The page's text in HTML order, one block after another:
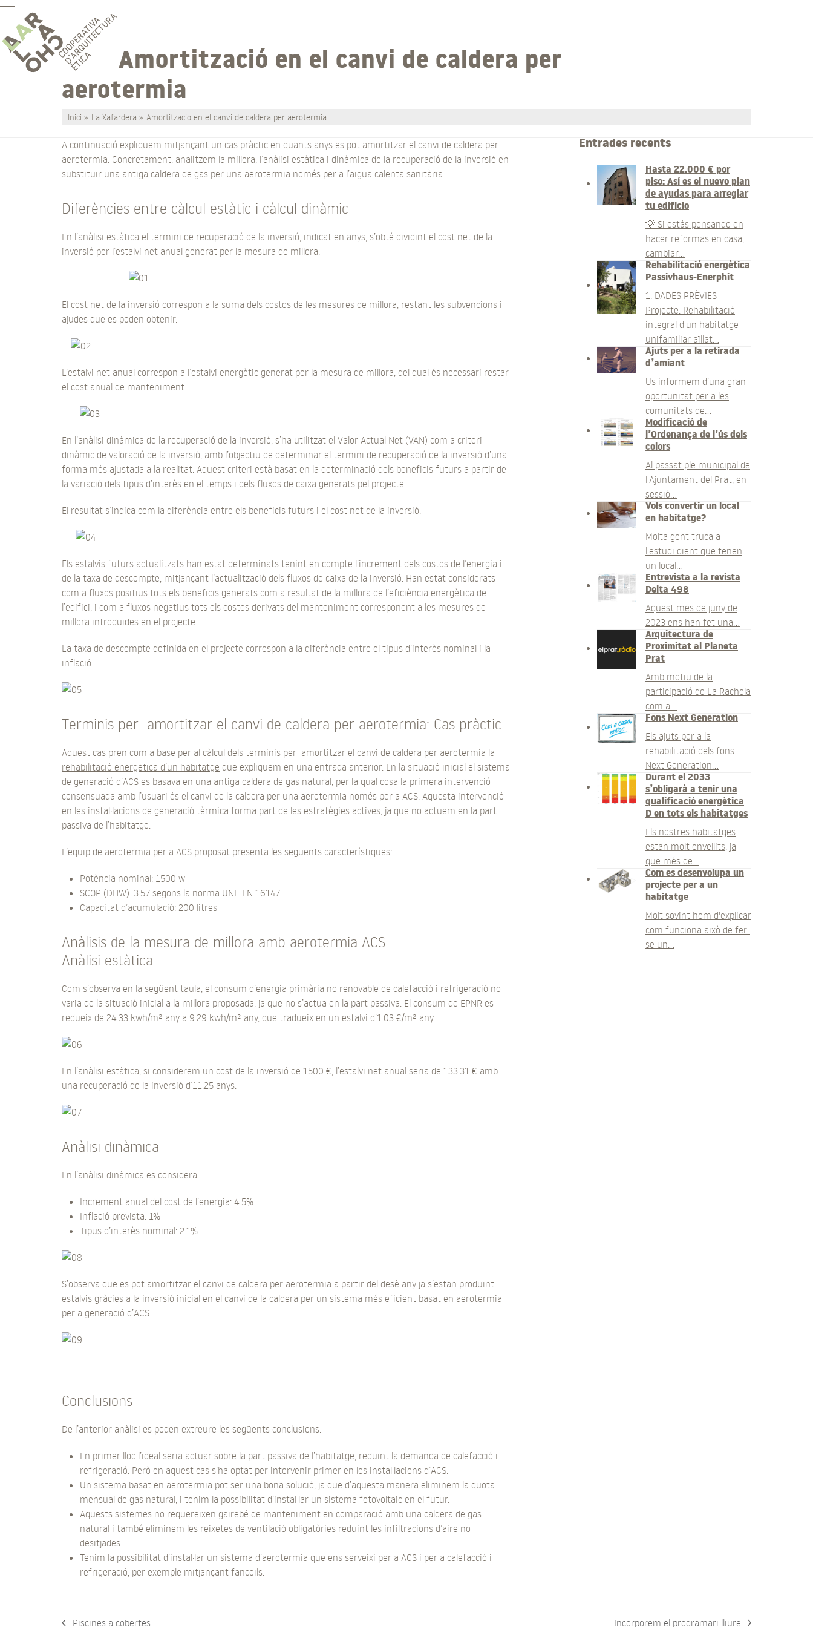
Skip
content
Open
mobile
menu
Close
mobile
menu
Amortització en el canvi de caldera per
aerotermia
Inici » La Xafardera » Amortització en el canvi de caldera per aerotermia
A continuació expliquem mitjançant un cas pràctic en quants anys es pot amortitzar el canvi de caldera per
aerotermia. Concretament, analitzem la millora, l’anàlisi estàtica i dinàmica de la recuperació de la inversió en
substituir una antiga caldera de gas per una aerotermia només per a l’aigua calenta sanitària.
Diferències entre càlcul estàtic i càlcul dinàmic
En l’anàlisi estàtica el termini de recuperació de la inversió, indicat en anys, s’obté dividint el cost net de la
inversió per l’estalvi net anual generat per la mesura de millora.
El cost net de la inversió correspon a la suma dels costos de les mesures de millora, restant les subvencions i
ajudes que es poden obtenir.
L’estalvi net anual correspon a l’estalvi energètic generat per la mesura de millora, del qual és necessari restar
el cost anual de manteniment.
En l’anàlisi dinàmica de la recuperació de la inversió, s’ha utilitzat el Valor Actual Net (VAN) com a criteri
dinàmic de valoració de la inversió, amb l’objectiu de determinar el termini de recuperació de la inversió d’una
forma més ajustada a la realitat. Aquest criteri està basat en la determinació dels beneficis futurs a partir de
la variació dels tipus d’interès en el temps i dels fluxos de caixa generats pel projecte.
El resultat s’indica com la diferència entre els beneficis futurs i el cost net de la inversió.
Els estalvis futurs actualitzats han estat determinats tenint en compte l’increment dels costos de l’energia i
de la taxa de descompte, mitjançant l’actualització dels fluxos de caixa de la inversió. Han estat considerats
com a fluxos positius tots els beneficis generats com a resultat de la millora de l’eficiència energètica de
l’edifici, i com a fluxos negatius tots els costos derivats del manteniment corresponent a les mesures de
millora introduïdes en el projecte.
La taxa de descompte definida en el projecte correspon a la diferència entre el tipus d’interès nominal i la
inflació.
Terminis per amortitzar el canvi de caldera per aerotermia: Cas pràctic
Aquest cas pren com a base per al càlcul dels terminis per amortitzar el canvi de caldera per aerotermia la
rehabilitació energètica d’un habitatge que expliquem en una entrada anterior. En la situació inicial el sistema
de generació d’ACS es basava en una antiga caldera de gas natural, per la qual cosa la primera intervenció
consensuada amb l’usuari és el canvi de la caldera per una aerotermia només per a ACS. Aquesta intervenció
en les instal·lacions de generació tèrmica forma part de les estratègies actives, ja que no actuem en la part
passiva de l’habitatge.
L’equip de aerotermia per a ACS proposat presenta les següents característiques:
Potència nominal: 1500 w
SCOP (DHW): 3.57 segons la norma UNE-EN 16147
Capacitat d’acumulació: 200 litres
Anàlisis de la mesura de millora amb aerotermia ACS
Anàlisi estàtica
Com s’observa en la següent taula, el consum d’energia primària no renovable de calefacció i refrigeració no
varia de la situació inicial a la millora proposada, ja que no s’actua en la part passiva. El consum de EPNR es
redueix de 24.33 kwh/m² any a 9.29 kwh/m² any, que tradueix en un estalvi d’1.03 €/m² any.
En l’anàlisi estàtica, si considerem un cost de la inversió de 1500 €, l’estalvi net anual seria de 133.31 € amb
una recuperació de la inversió d’11.25 anys.
Anàlisi dinàmica
En l’anàlisi dinàmica es considera:
Increment anual del cost de l’energia: 4.5%
Inflació prevista: 1%
Tipus d’interès nominal: 2.1%
S’observa que es pot amortitzar el canvi de caldera per aerotermia a partir del desè any ja s’estan produint
estalvis gràcies a la inversió inicial en el canvi de la caldera per un sistema més eficient basat en aerotermia
per a generació d’ACS.
Conclusions
De l’anterior anàlisi es poden extreure les següents conclusions:
En primer lloc l’ideal seria actuar sobre la part passiva de l’habitatge, reduint la demanda de calefacció i
refrigeració. Però en aquest cas s’ha optat per intervenir primer en les instal·lacions d’ACS.
Un sistema basat en aerotermia pot ser una bona solució, ja que d’aquesta manera eliminem la quota
mensual de gas natural, i tenim la possibilitat d’instal·lar un sistema fotovoltaic en el futur.
Aquests sistemes no requereixen gairebé de manteniment en comparació amb una caldera de gas
natural i també eliminem les reixetes de ventilació obligatòries reduint les infiltracions d’aire no
desitjades.
Tenim la possibilitat d’instal·lar un sistema d’aerotermia que ens serveixi per a ACS i per a calefacció i
refrigeració, per exemple mitjançant fancoils.
Entrades recents
Hasta 22.000 € por
piso: Así es el nuevo plan
de ayudas para arreglar
tu edificio
💡 Si estás pensando en
hacer reformas en casa,
cambiar…
Rehabilitació energètica
Passivhaus-Enerphit
1. DADES PRÈVIES
Projecte: Rehabilitació
integral d'un habitatge
unifamiliar aïllat…
Ajuts per a la retirada
d’amiant
Us informem d’una gran
oportunitat per a les
comunitats de…
Modificació de
l’Ordenança de l’ús dels
colors
Al passat ple municipal de
l'Ajuntament del Prat, en
sessió…
Vols convertir un local
en habitatge?
Molta gent truca a
l'estudi dient que tenen
un local…
Entrevista a la revista
Delta 498
Aquest mes de juny de
2023 ens han fet una…
Arquitectura de
Proximitat al Planeta
Prat
Amb motiu de la
participació de La Rachola
com a…
Fons Next Generation
Els ajuts per a la
rehabilitació dels fons
Next Generation…
Durant el 2033
s’obligarà a tenir una
qualificació energètica
D en tots els habitatges
Els nostres habitatges
estan molt envellits, ja
que més de…
Com es desenvolupa un
projecte per a un
habitatge
Molt sovint hem d'explicar
com funciona això de fer-
se un…
Piscines a cobertes Incorporem el programari lliure